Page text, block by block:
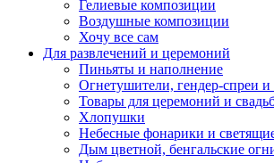
Гелиевые композиции
Воздушные композиции
Хочу все сам
Для развлечений и церемоний
Пиньяты и наполнение
Огнетушители, гендер-спреи и
Товары для церемоний и
Хлопушки
Небесные фонарики и
Дым цветной, бенгальские